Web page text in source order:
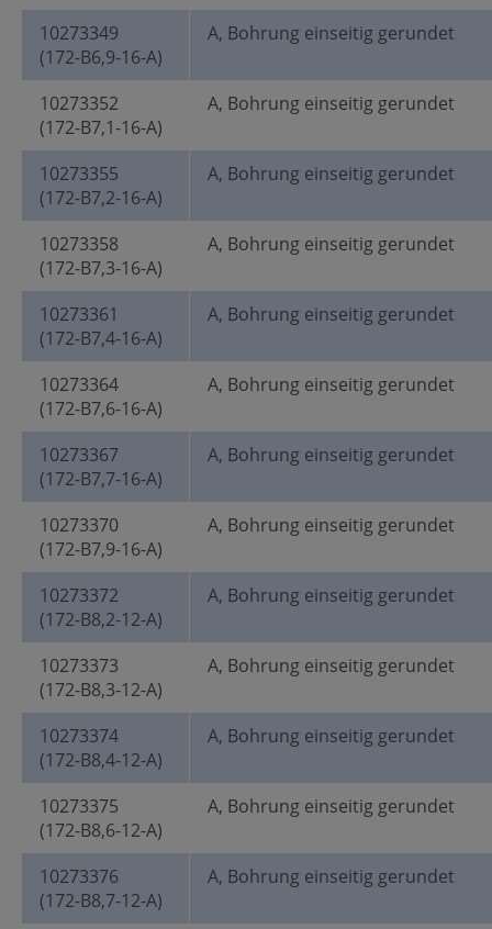
10273349
(172-B6,9-16-A)
A, Bohrung einseitig gerundet
10273352
(172-B7,1-16-A)
A, Bohrung einseitig gerundet
10273355
(172-B7,2-16-A)
A, Bohrung einseitig gerundet
10273358
(172-B7,3-16-A)
A, Bohrung einseitig gerundet
10273361
(172-B7,4-16-A)
A, Bohrung einseitig gerundet
10273364
(172-B7,6-16-A)
A, Bohrung einseitig gerundet
10273367
(172-B7,7-16-A)
A, Bohrung einseitig gerundet
10273370
(172-B7,9-16-A)
A, Bohrung einseitig gerundet
10273372
(172-B8,2-12-A)
A, Bohrung einseitig gerundet
10273373
(172-B8,3-12-A)
A, Bohrung einseitig gerundet
10273374
(172-B8,4-12-A)
A, Bohrung einseitig gerundet
10273375
(172-B8,6-12-A)
A, Bohrung einseitig gerundet
10273376
(172-B8,7-12-A)
A, Bohrung einseitig gerundet